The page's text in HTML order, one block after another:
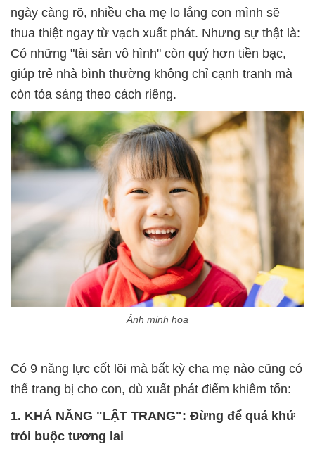
ngày càng rõ, nhiều cha mẹ lo lắng con mình sẽ
thua thiệt ngay từ vạch xuất phát. Nhưng sự thật là:
Có những "tài sản vô hình" còn quý hơn tiền bạc,
giúp trẻ nhà bình thường không chỉ cạnh tranh mà
còn tỏa sáng theo cách riêng.
Ảnh minh họa
Có 9 năng lực cốt lõi mà bất kỳ cha mẹ nào cũng có
thể trang bị cho con, dù xuất phát điểm khiêm tốn:
1. KHẢ NĂNG "LẬT TRANG": Đừng để quá khứ
trói buộc tương lai